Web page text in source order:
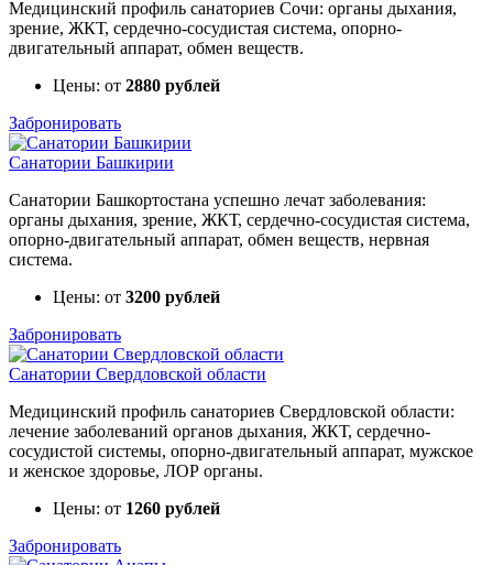
Медицинский профиль санаториев Сочи: органы дыхания,
зрение, ЖКТ, сердечно-сосудистая система, опорно-
двигательный аппарат, обмен веществ.
Цены: от 2880 рублей
Забронировать
Санатории Башкирии
Санатории Башкортостана успешно лечат заболевания:
органы дыхания, зрение, ЖКТ, сердечно-сосудистая система,
опорно-двигательный аппарат, обмен веществ, нервная
система.
Цены: от 3200 рублей
Забронировать
Санатории Свердловской области
Медицинский профиль санаториев Свердловской области:
лечение заболеваний органов дыхания, ЖКТ, сердечно-
сосудистой системы, опорно-двигательный аппарат, мужское
и женское здоровье, ЛОР органы.
Цены: от 1260 рублей
Забронировать